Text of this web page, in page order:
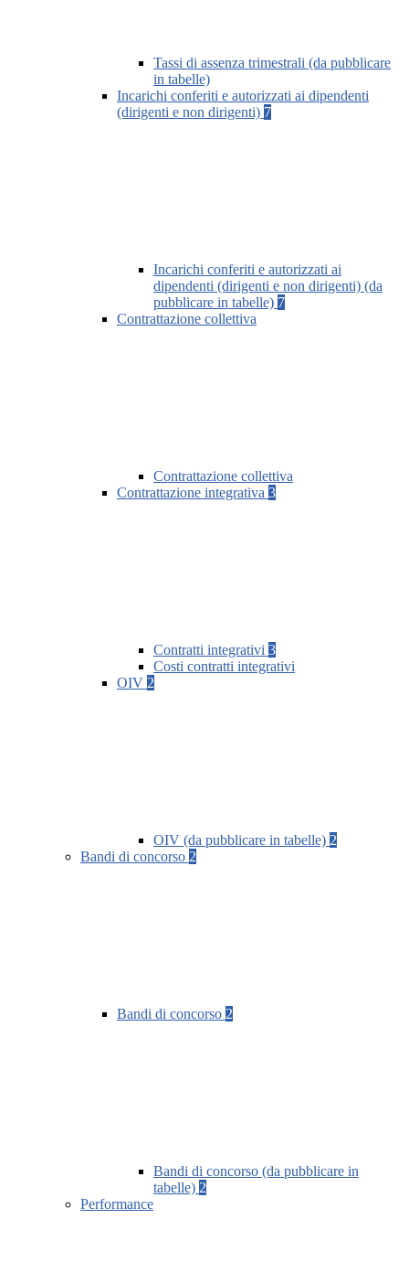
Tassi di assenza trimestrali (da pubblicare
in tabelle)
Incarichi conferiti e autorizzati ai dipendenti
(dirigenti e non dirigenti) 7
Incarichi conferiti e autorizzati ai
dipendenti (dirigenti e non dirigenti) (da
pubblicare in tabelle) 7
Contrattazione collettiva
Contrattazione collettiva
Contrattazione integrativa 3
Contratti integrativi 3
Costi contratti integrativi
OIV 2
OIV (da pubblicare in tabelle) 2
Bandi di concorso 2
Bandi di concorso 2
Bandi di concorso (da pubblicare in
tabelle) 2
Performance